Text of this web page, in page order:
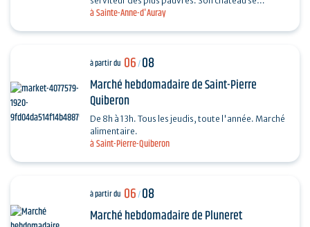
à Sainte-Anne-d'Auray
transforme en refuge, sa vie en offrande.
à Saint-Pierre-Quiberon
à partir du 06/08
Marché hebdomadaire de Saint-Pierre
Quiberon
De 8h à 13h. Tous les jeudis, toute l'année. Marché
alimentaire.
à partir du 06/08
Marché hebdomadaire de Pluneret